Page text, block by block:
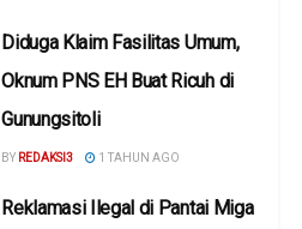
Diduga Klaim Fasilitas Umum,
Oknum PNS EH Buat Ricuh di
Gunungsitoli
BY REDAKSI3 1 TAHUN AGO
Reklamasi Ilegal di Pantai Miga